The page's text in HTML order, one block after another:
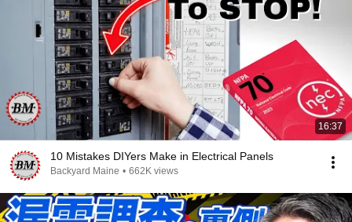
16:37
10 Mistakes DIYers Make in Electrical Panels
Backyard Maine • 662K views